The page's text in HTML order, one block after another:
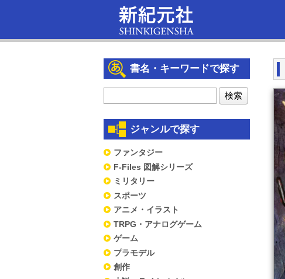
書名・キーワードで探す
ジャンルで探す
ファンタジー
F-Files 図解シリーズ
ミリタリー
スポーツ
アニメ・イラスト
TRPG・アナログゲーム
ゲーム
プラモデル
創作